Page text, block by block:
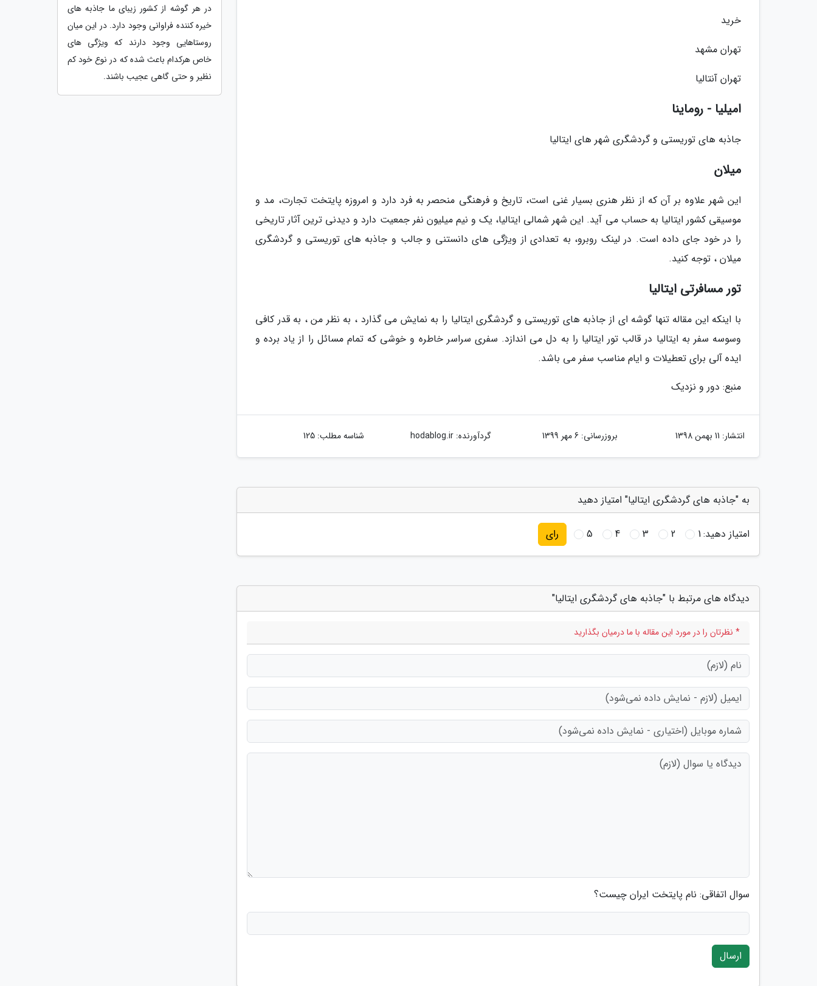
خرید
تهران مشهد
تهران آنتالیا
امیلیا - روماینا
جاذبه های توریستی و گردشگری شهر های ایتالیا
میلان
این شهر علاوه بر آن که از نظر هنری بسیار غنی است، تاریخ و فرهنگی منحصر به فرد دارد و امروزه پایتخت تجارت، مد و
موسیقی کشور ایتالیا به حساب می آید. این شهر شمالی ایتالیا، یک و نیم میلیون نفر جمعیت دارد و دیدنی ترین آثار تاریخی
را در خود جای داده است. در لینک روبرو، به تعدادی از ویژگی های دانستنی و جالب و جاذبه های توریستی و گردشگری
میلان ، توجه کنید.
تور مسافرتی ایتالیا
با اینکه این مقاله تنها گوشه ای از جاذبه های توریستی و گردشگری ایتالیا را به نمایش می گذارد ، به نظر من ، به قدر کافی
وسوسه سفر به ایتالیا در قالب تور ایتالیا را به دل می اندازد. سفری سراسر خاطره و خوشی که تمام مسائل را از یاد برده و
ایده آلی برای تعطیلات و ایام مناسب سفر می باشد.
منبع: دور و نزدیک
انتشار: 11 بهمن 1398 بروزرسانی: 6 مهر 1399 گردآورنده:hodablog.ir شناسه مطلب: 125
به "جاذبه های گردشگری ایتالیا" امتیاز دهید
امتیاز دهید:1
2
3
4
5 رای
دیدگاه های مرتبط با "جاذبه های گردشگری ایتالیا"
* نظرتان را در مورد این مقاله با ما درمیان بگذارید
سوال اتفاقی: نام پایتخت ایران چیست؟
ارسال
در هر گوشه از کشور زیبای ما جاذبه های
خیره کننده فراوانی وجود دارد. در این میان
روستاهایی وجود دارند که ویژگی های
خاص هرکدام باعث شده که در نوع خود کم
نظیر و حتی گاهی عجیب باشند.